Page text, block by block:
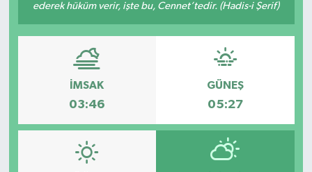
ederek hüküm verir, işte bu, Cennet’tedir. (Hadis-i Şerif)
İMSAK
03:46
GÜNEŞ
05:27